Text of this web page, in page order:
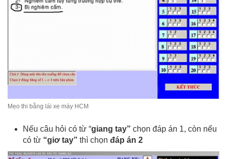
Mẹo thi bằng lái xe máy HCM
Nếu câu hỏi có từ “giang tay” chọn đáp án 1, còn nếu
có từ “giơ tay” thì chọn đáp án 2